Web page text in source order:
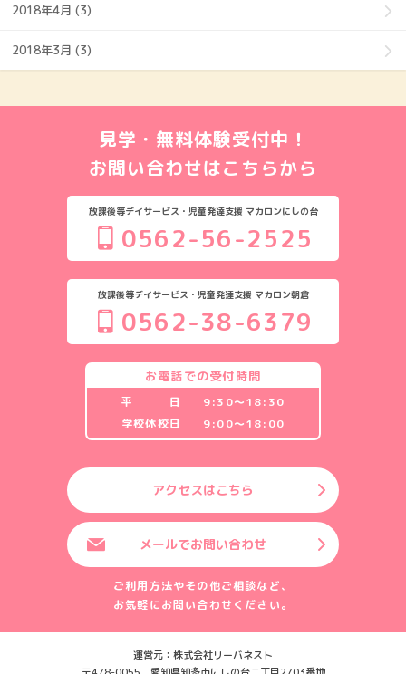
2018年4月 (3)
2018年3月 (3)
見学・無料体験受付中！
お問い合わせはこちらから
放課後等デイサービス・児童発達支援 マカロンにしの台
0562-56-2525
放課後等デイサービス・児童発達支援 マカロン朝倉
0562-38-6379
お電話での受付時間
平 日
9:30〜18:30
学校休校日
9:00〜18:00
アクセスはこちら
メールでお問い合わせ
ご利用方法やその他ご相談など、
お気軽にお問い合わせください。
運営元：株式会社リーバネスト